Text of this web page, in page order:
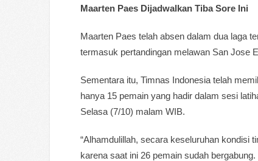
Maarten Paes Dijadwalkan Tiba Sore Ini
Maarten Paes telah absen dalam dua laga
termasuk pertandingan melawan San Jose
Sementara itu, Timnas Indonesia telah
hanya 15 pemain yang hadir dalam sesi
Selasa (7/10) malam WIB.
“Alhamdulillah, secara keseluruhan kondisi
karena saat ini 26 pemain sudah